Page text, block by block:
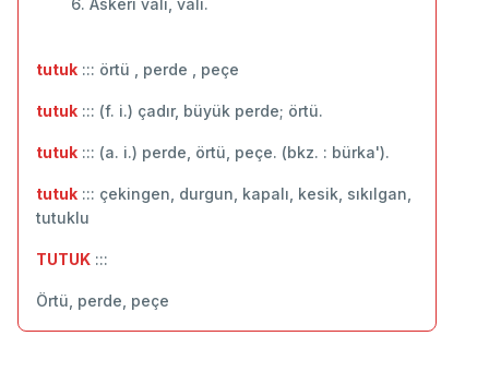
6. Askeri vali, vali.
tutuk ::: örtü , perde , peçe
tutuk ::: (f. i.) çadır, büyük perde; örtü.
tutuk ::: (a. i.) perde, örtü, peçe. (bkz. : bürka').
tutuk ::: çekingen, durgun, kapalı, kesik, sıkılgan,
tutuklu
TUTUK :::
Örtü, perde, peçe